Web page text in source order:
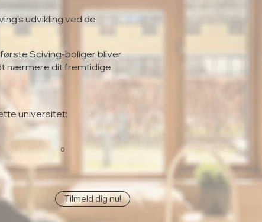
udvikling ved de
Sciving-boliger bliver
nærmere dit fremtidige
universitet:
0
Tilmeld dig nu!